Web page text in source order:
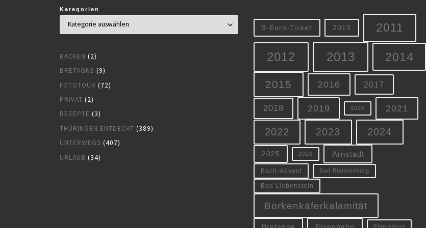
Kategorien
BACKEN (2)
BRETAGNE (9)
FOTOTOUR (72)
PRIVAT (2)
REZEPTE (3)
THÜRINGEN ENTDECKT (389)
UNTERWEGS (407)
URLAUB (34)
9-Euro-Ticket 2010 2011
2012 2013 2014
2015 2016 2017
2018 2019 2020 2021
2022 2023 2024
2025 2026 Arnstadt
Bach-Advent Bad Blankenburg
Bad Liebenstein
Borkenkäferkalamität
Eisenbahn Elgersburg